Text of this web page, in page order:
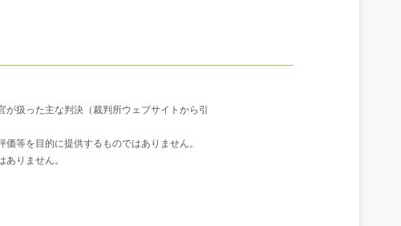
扱った主な判決（裁判所ウェブサイトから引
等を目的に提供するものではありません。
りません。